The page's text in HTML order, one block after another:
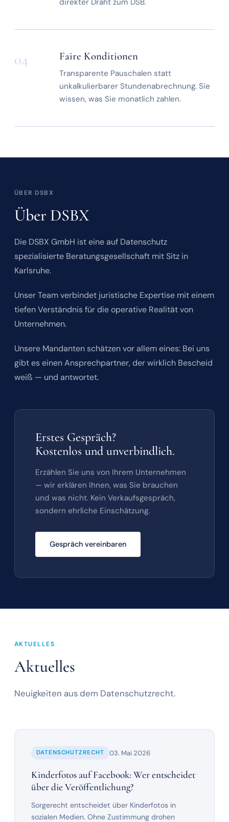
direkter Draht zum DSB.
04 Faire Konditionen
Transparente Pauschalen statt
unkalkulierbarer Stundenabrechnung. Sie
wissen, was Sie monatlich zahlen.
ÜBER DSBX
Über DSBX
Die DSBX GmbH ist eine auf Datenschutz
spezialisierte Beratungsgesellschaft mit Sitz in
Karlsruhe.
Unser Team verbindet juristische Expertise mit einem
tiefen Verständnis für die operative Realität von
Unternehmen.
Unsere Mandanten schätzen vor allem eines: Bei uns
gibt es einen Ansprechpartner, der wirklich Bescheid
weiß — und antwortet.
Erstes Gespräch?
Kostenlos und unverbindlich.
Erzählen Sie uns von Ihrem Unternehmen
— wir erklären Ihnen, was Sie brauchen
und was nicht. Kein Verkaufsgespräch,
sondern ehrliche Einschätzung.
Gespräch vereinbaren
AKTUELLES
Aktuelles
Neuigkeiten aus dem Datenschutzrecht.
DATENSCHUTZRECHT 03. Mai 2026
Kinderfotos auf Facebook: Wer entscheidet
über die Veröffentlichung?
Sorgerecht entscheidet über Kinderfotos in
sozialen Medien. Ohne Zustimmung drohen